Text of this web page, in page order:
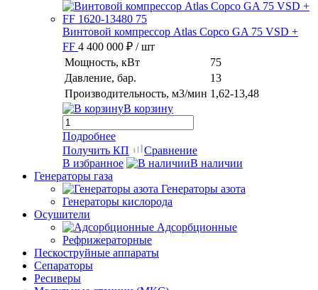
Винтовой компрессор Atlas Copco GA 75 VSD +
FF 4 400 000 ₽ / шт
Мощность, кВт
75
Давление, бар.
13
Производительность, м3/мин 1,62-13,48
В корзину
Подробнее
Получить КП
Сравнение
В избранное
В наличии
Генераторы газа
Генераторы азота
Генераторы кислорода
Осушители
Адсорбционные
Рефрижераторные
Пескоструйные аппараты
Сепараторы
Ресиверы